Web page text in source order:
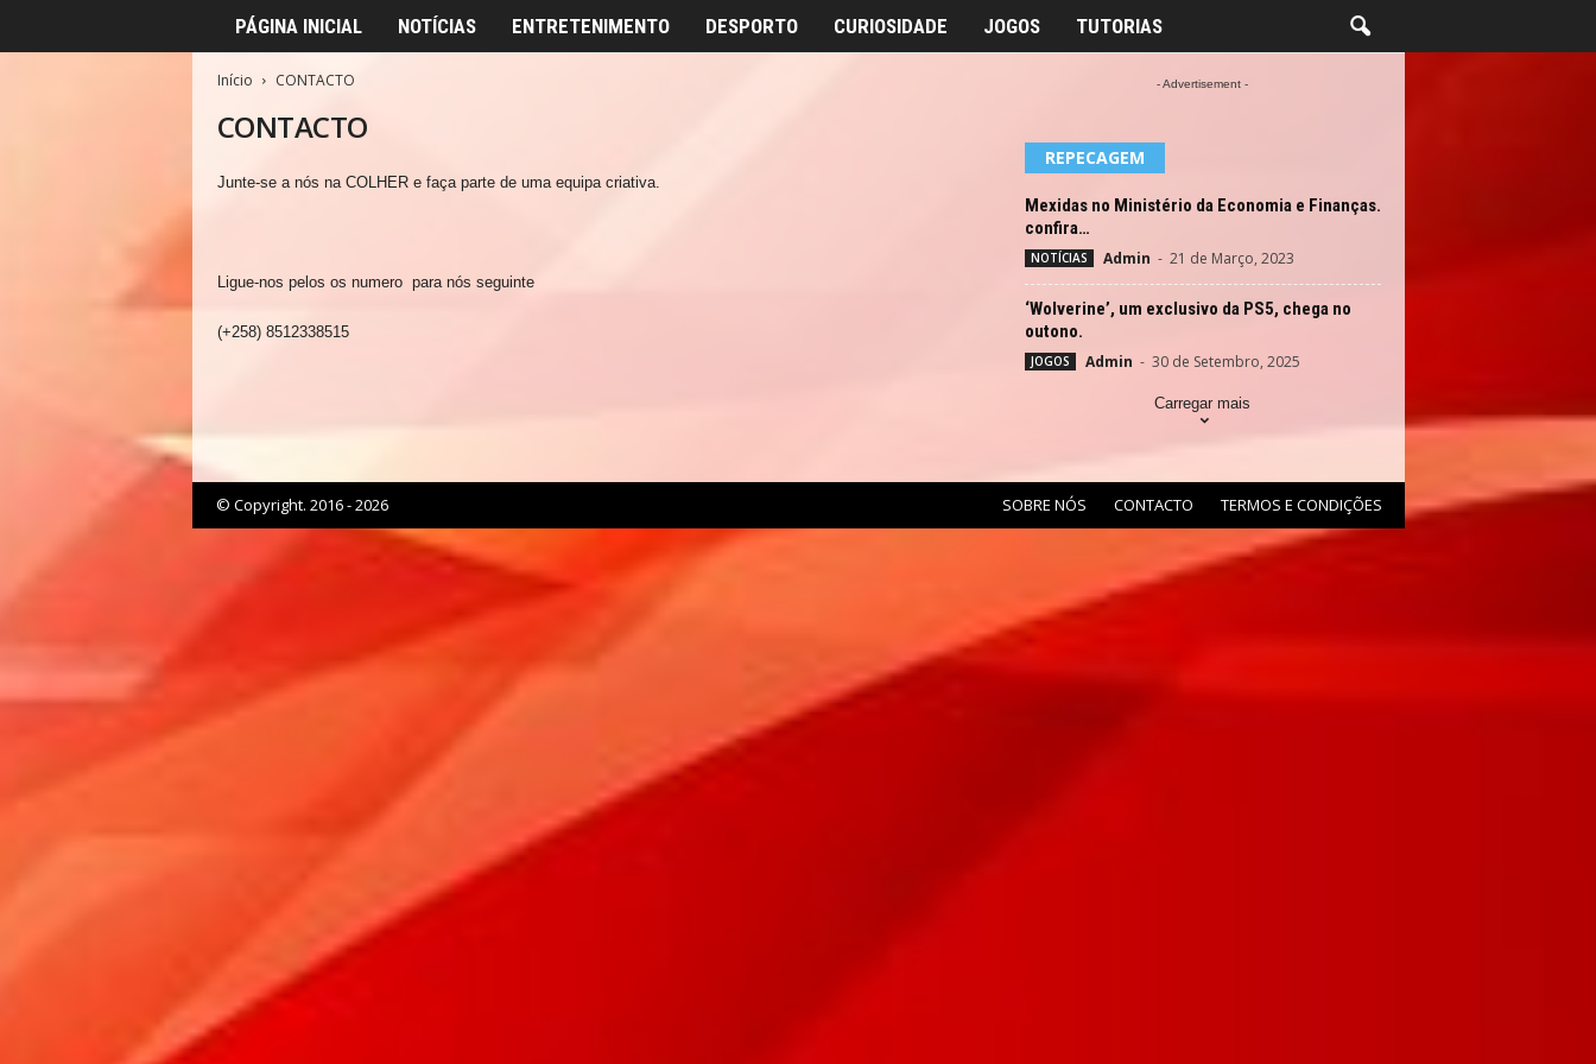
PÁGINA INICIAL NOTÍCIAS ENTRETENIMENTO DESPORTO CURIOSIDADE JOGOS TUTORIAS
Início CONTACTO
CONTACTO
Junte-se a nós na COLHER e faça parte de uma equipa criativa.
Ligue-nos pelos os numero para nós seguinte
(+258) 8512338515
- Advertisement -
REPECAGEM
Mexidas no Ministério da Economia e Finanças.
confira…
NOTÍCIAS Admin - 21 de Março, 2023
‘Wolverine’, um exclusivo da PS5, chega no
outono.
JOGOS Admin - 30 de Setembro, 2025
Carregar mais
SOBRE NÓS CONTACTO TERMOS E CONDIÇÕES
© Copyright. 2016 - 2026